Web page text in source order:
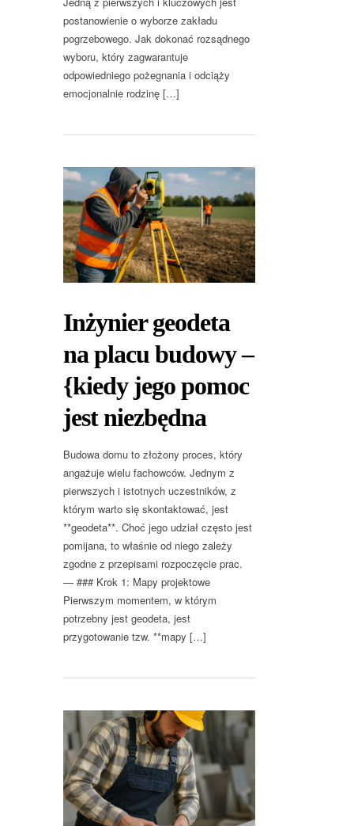
postanowienie o wyborze zakładu
pogrzebowego. Jak dokonać rozsądnego
wyboru, który zagwarantuje
odpowiedniego pożegnania i odciąży
emocjonalnie rodzinę […]
Inżynier geodeta
na placu budowy –
{kiedy jego pomoc
jest niezbędna
Budowa domu to złożony proces, który
angażuje wielu fachowców. Jednym z
pierwszych i istotnych uczestników, z
którym warto się skontaktować, jest
**geodeta**. Choć jego udział często jest
pomijana, to właśnie od niego zależy
zgodne z przepisami rozpoczęcie prac.
— ### Krok 1: Mapy projektowe
Pierwszym momentem, w którym
potrzebny jest geodeta, jest
przygotowanie tzw. **mapy […]